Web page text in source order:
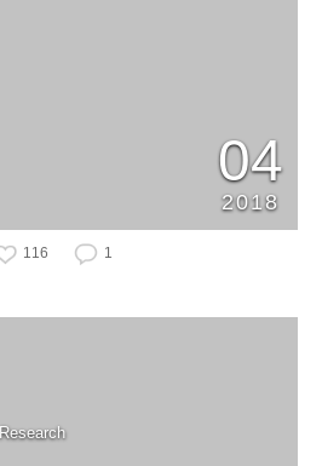
04
2018
116 1